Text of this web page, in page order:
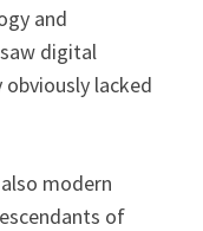
and
digital
lacked
modern
of